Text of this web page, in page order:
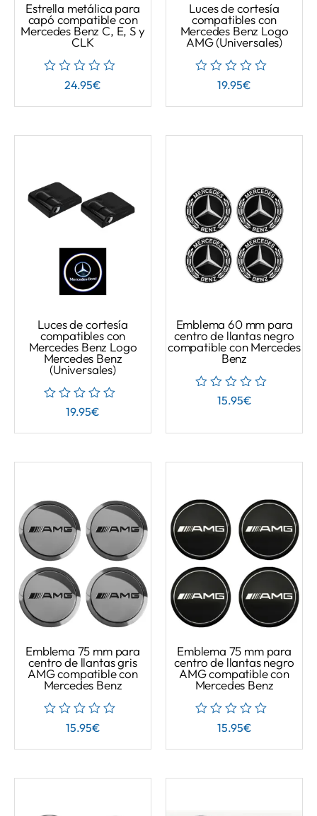
Estrella metálica para
capó compatible con
Mercedes Benz C, E, S y
CLK
24.95€
Luces de cortesía
compatibles con
Mercedes Benz Logo
AMG (Universales)
19.95€
Luces de cortesía
compatibles con
Mercedes Benz Logo
Mercedes Benz
(Universales)
19.95€
Emblema 60 mm para
centro de llantas negro
compatible con Mercedes
Benz
15.95€
Emblema 75 mm para
centro de llantas gris
AMG compatible con
Mercedes Benz
15.95€
Emblema 75 mm para
centro de llantas negro
AMG compatible con
Mercedes Benz
15.95€